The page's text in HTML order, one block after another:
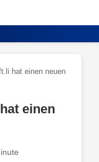
hat einen neuen
einen